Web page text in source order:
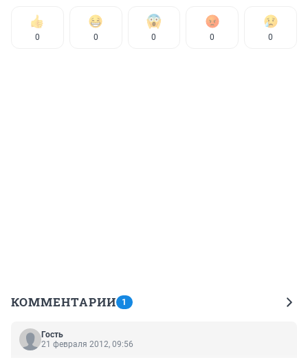
0 0 0 0 0
КОММЕНТАРИИ 1
Гость
21 февраля 2012, 09:56